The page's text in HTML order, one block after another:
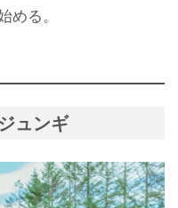
る。
ュンギ